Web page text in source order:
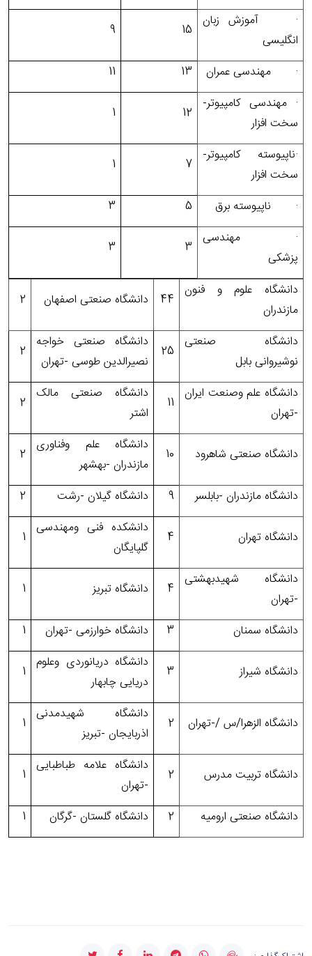
· آموزش زبان
انگلیسی
15
9
· مهندسی عمران 13
11
· مهندسی کامپیوتر-
سخت افزار
12
1
·ناپیوسته کامپیوتر-
سخت افزار
7
1
· ناپیوسته برق 5
3
· مهندسی
پزشکی
3
3
دانشگاه علوم و فنون
مازندران
44 دانشگاه صنعتی اصفهان 2
دانشگاه صنعتی
نوشیروانی بابل
25
دانشگاه صنعتی خواجه
نصیرالدین طوسی -تهران
2
دانشگاه علم وصنعت ایران
-تهران
11
دانشگاه صنعتی مالک
اشتر
2
دانشگاه صنعتی شاهرود 10
دانشگاه علم وفناوری
مازندران -بهشهر
2
دانشگاه مازندران -بابلسر 9 دانشگاه گیلان -رشت 2
دانشگاه تهران 4
دانشکده فنی ومهندسی
گلپایگان
1
دانشگاه شهیدبهشتی
-تهران
4 دانشگاه تبریز 1
دانشگاه سمنان 3 دانشگاه خوارزمی -تهران 1
دانشگاه شیراز 3
دانشگاه دریانوردی وعلوم
دریایی چابهار
1
دانشگاه الزهرا/س /-تهران 2
دانشگاه شهیدمدنی
اذربایجان -تبریز
1
دانشگاه تربیت مدرس 2
دانشگاه علامه طباطبایی
-تهران
1
دانشگاه صنعتی ارومیه 2 دانشگاه گلستان -گرگان 1